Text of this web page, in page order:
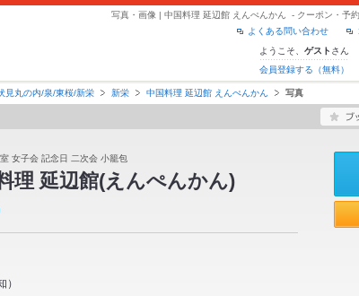
写真・画像 | 中国料理 延辺館 えんぺんかん - クーポン・予
よくある問い合わせ
ようこそ、 ゲスト さん
会員登録する（無料）
見丸の内/泉/東桜/新栄 新栄 中国料理 延辺館 えんぺんかん 写真
女子会 記念日 二次会 小籠包
理 延辺館(えんぺんかん)
）